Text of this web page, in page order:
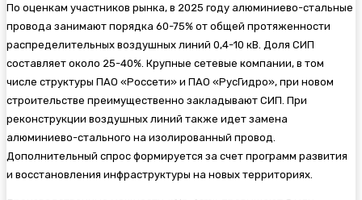
По оценкам участников рынка, в 2025 году алюминиево-стальные
провода занимают порядка 60-75% от общей протяженности
распределительных воздушных линий 0,4-10 кВ. Доля СИП
составляет около 25-40%. Крупные сетевые компании, в том
числе структуры ПАО «Россети» и ПАО «РусГидро», при новом
строительстве преимущественно закладывают СИП. При
реконструкции воздушных линий также идет замена
алюминиево-стального на изолированный провод.
Дополнительный спрос формируется за счет программ развития
и восстановления инфраструктуры на новых территориях.